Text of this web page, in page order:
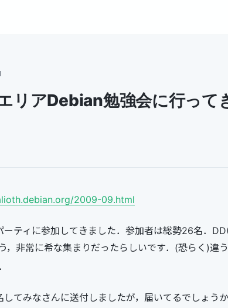
リアDebian勉強会に行って
2009-09.html
ーティに参加してきました．参加者は総勢26名．
，非常に希な集まりだったらしいです．(恐らく)違
．
してみなさんに送付しましたが，届いてるでしょう